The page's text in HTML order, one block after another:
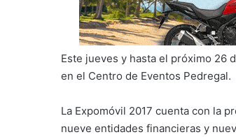
Este jueves y hasta el próximo 26
en el Centro de Eventos Pedregal.
La Expomóvil 2017 cuenta con la
nueve entidades financieras y